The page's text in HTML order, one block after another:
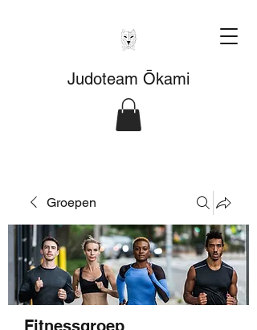
Judoteam Ōkami
Groepen
Fitnessgroep